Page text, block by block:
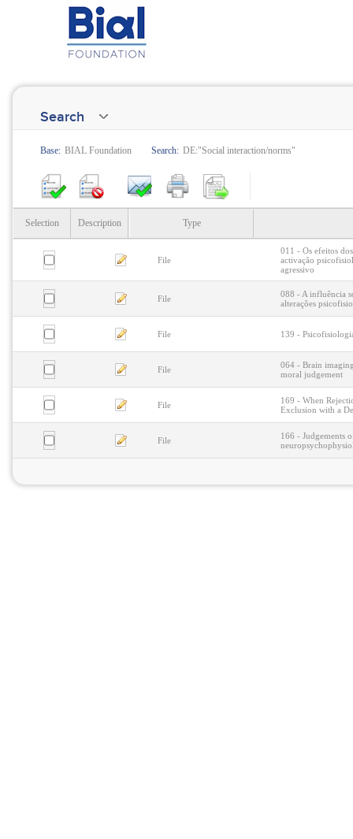
Search
Base: BIAL Foundation Search: DE:"Social interaction/norms"
Selection Description Type
File
011 - Os efeitos
activação
agressivo
File
088 - A influência
alterações
File 139 -
File
064 - Brain
moral judgement
File
169 - When
Exclusion with a
File
166 - Judgements